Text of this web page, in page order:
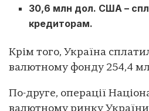
30,6 млн дол. США –
кредиторам.
Крім того, Україна
валютному фонду 254,4
По-друге, операції